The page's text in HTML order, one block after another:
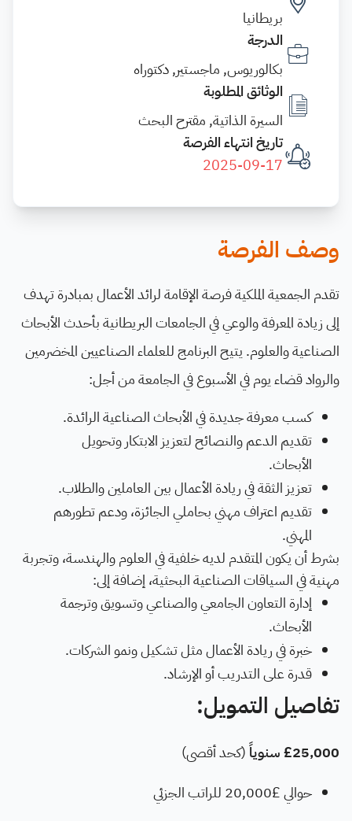
بريطانيا
الدرجة
بكالوريوس, ماجستير, دكتوراه
الوثائق المطلوبة
السيرة الذاتية, مقترح البحث
تاريخ انتهاء الفرصة
2025-09-17
وصف الفرصة
تقدم الجمعية الملكية فرصة الإقامة لرائد الأعمال بمبادرة تهدف
إلى زيادة المعرفة والوعي في الجامعات البريطانية بأحدث الأبحاث
الصناعية والعلوم. يتيح البرنامج للعلماء الصناعيين المخضرمين
والرواد قضاء يوم في الأسبوع في الجامعة من أجل:
كسب معرفة جديدة في الأبحاث الصناعية الرائدة.
تقديم الدعم والنصائح لتعزيز الابتكار وتحويل
الأبحاث.
تعزيز الثقة في ريادة الأعمال بين العاملين والطلاب.
تقديم اعتراف مهني بحاملي الجائزة، ودعم تطورهم
المهني.
بشرط أن يكون المتقدم لديه خلفية في العلوم والهندسة، وتجربة
مهنية في السياقات الصناعية البحثية، إضافة إلى:
إدارة التعاون الجامعي والصناعي وتسويق وترجمة
الأبحاث.
خبرة في ريادة الأعمال مثل تشكيل ونمو الشركات.
قدرة على التدريب أو الإرشاد.
تفاصيل التمويل:
£25,000 سنوياً
(كحد أقصى)
حوالي £20,000 للراتب الجزئي